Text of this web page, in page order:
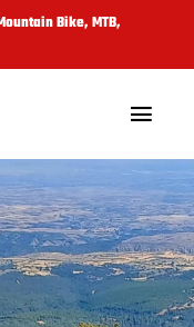
Bike, MTB,